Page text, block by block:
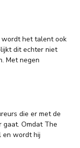
wordt het talent ook
dit echter niet
Met negen
die er met de
gaat. Omdat The
en wordt hij